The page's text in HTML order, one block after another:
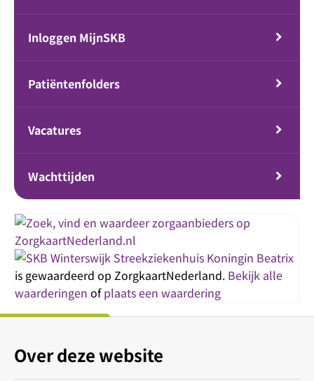
Inloggen MijnSKB
Patiëntenfolders
Vacatures
Wachttijden
Streekziekenhuis Koningin Beatrix
is gewaardeerd op ZorgkaartNederland. Bekijk alle
waarderingen ofplaats een waardering
Over deze website